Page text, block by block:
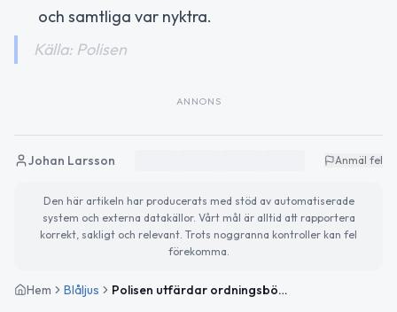
och samtliga var nyktra.
Källa: Polisen
ANNONS
Johan Larsson Anmäl fel
Den här artikeln har producerats med stöd av automatiserade
system och externa datakällor. Vårt mål är alltid att rapportera
korrekt, sakligt och relevant. Trots noggranna kontroller kan fel
förekomma.
Hem Blåljus Polisen utfärdar ordningsböter vid trafikkontroller i Norrbotten